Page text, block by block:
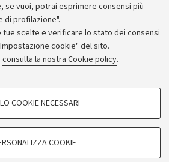
se vuoi, potrai esprimere consensi più
di profilazione".
scelte e verificare lo stato dei consensi
cookie" del sito.
consulta la nostra Cookie policy.
- FACOLTATIVI
COOKIE NECESSARI
COOKIE
stampa
Redazione
Rassegna stampa
MATER STUDIORUM - Università di